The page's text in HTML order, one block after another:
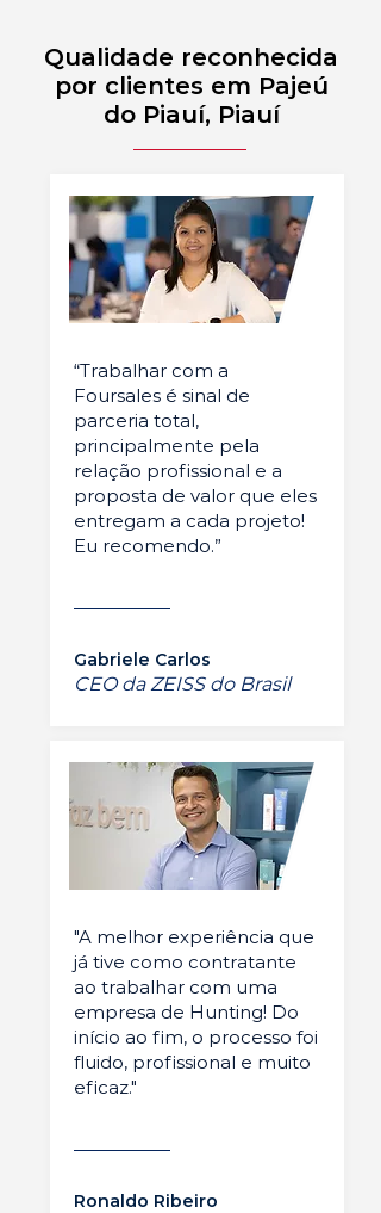
Qualidade reconhecida
por clientes em Pajeú
do Piauí, Piauí
“Trabalhar com a
Foursales é sinal de
parceria total,
principalmente pela
relação profissional e a
proposta de valor que eles
entregam a cada projeto!
Eu recomendo.”
Gabriele Carlos
CEO da ZEISS do Brasil
"A melhor experiência que
já tive como contratante
ao trabalhar com uma
empresa de Hunting! Do
início ao fim, o processo foi
fluido, profissional e muito
eficaz."
Ronaldo Ribeiro